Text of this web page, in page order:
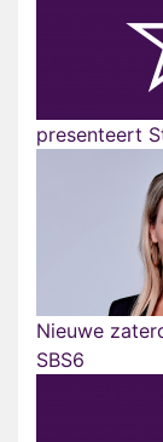
presenteert
Nieuwe
SBS6